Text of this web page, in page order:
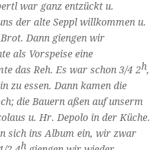
war ganz entzückt u.
der alte Seppl willkommen u.
Dann giengen wir
als Vorspeise eine
das Reh. Es war schon 3/4 2h,
zu essen. Dann kamen die
die Bauern aßen auf unserm
u. Hr. Depolo in der Küche.
sich ins Album ein, wir zwar
h